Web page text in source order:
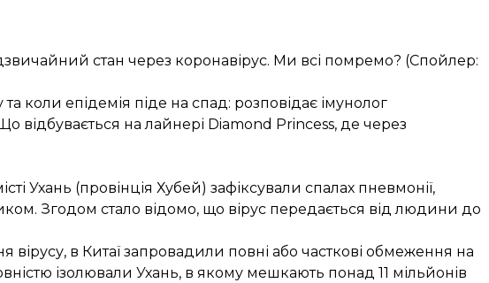
стан через коронавірус. Ми всі помремо? (Спойлер:
коли епідемія піде на спад: розповідає імунолог
відбувається на лайнері Diamond Princess, де через
Ухань (провінція Хубей) зафіксували спалах пневмонії,
Згодом стало відомо, що вірус передається від людини до
в Китаї запровадили повні або часткові обмеження на
ізолювали Ухань, в якому мешкають понад 11 мільйонів